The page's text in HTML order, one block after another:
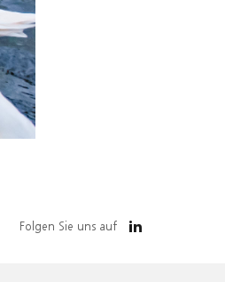
Folgen Sie uns auf